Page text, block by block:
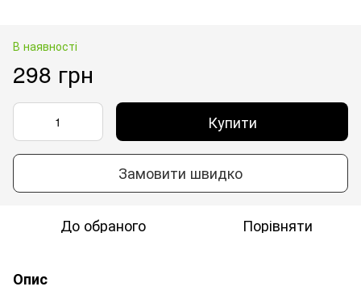
В наявності
298 грн
Купити
Замовити швидко
До обраного Порівняти
Опис